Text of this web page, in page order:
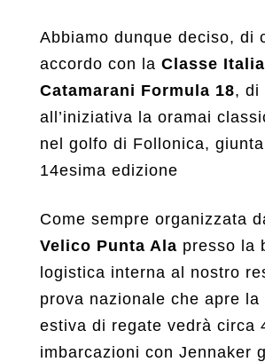
Abbiamo dunque deciso, di
accordo con la Classe
Catamarani Formula 18, di
all’iniziativa la oramai
nel golfo di Follonica,
14esima edizione
Come sempre organizzata
Velico Punta Ala presso la
logistica interna al nostro
prova nazionale che apre la
estiva di regate vedrà circa
imbarcazioni con Jennaker